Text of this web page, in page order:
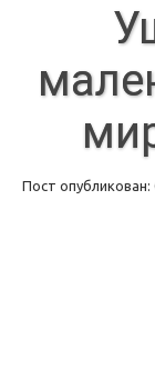
Пост опубликован: